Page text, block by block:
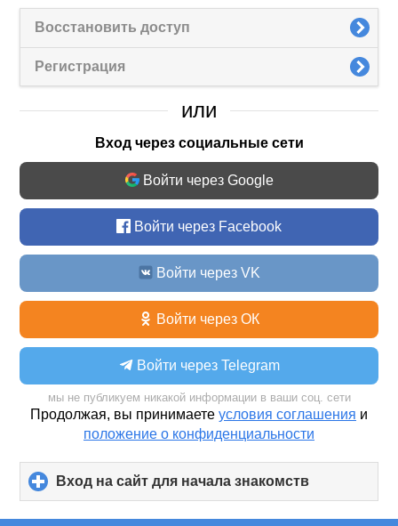
Восстановить доступ
Регистрация
или
Вход через социальные сети
Войти через Google
Войти через Facebook
Войти через VK
Войти через ОК
Войти через Telegram
мы не публикуем никакой информации в ваши соц. сети
Продолжая, вы принимаете условия соглашения и
положение о конфиденциальности
Вход на сайт для начала знакомств
to
expand